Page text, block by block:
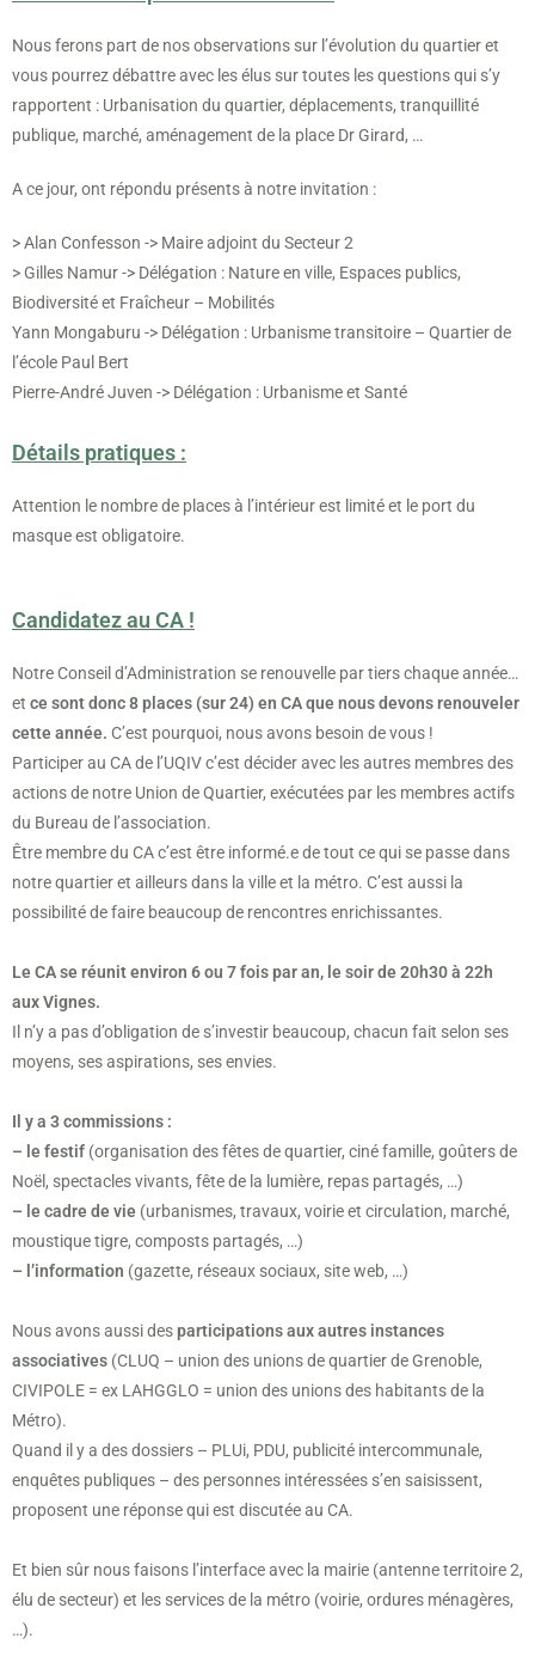
Nous ferons part de nos observations sur l’évolution du quartier et
vous pourrez débattre avec les élus sur toutes les questions qui s’y
rapportent : Urbanisation du quartier, déplacements, tranquillité
publique, marché, aménagement de la place Dr Girard, …
A ce jour, ont répondu présents à notre invitation :
> Alan Confesson -> Maire adjoint du Secteur 2
> Gilles Namur -> Délégation : Nature en ville, Espaces publics,
Biodiversité et Fraîcheur – Mobilités
Yann Mongaburu -> Délégation : Urbanisme transitoire – Quartier de
l’école Paul Bert
Pierre-André Juven -> Délégation : Urbanisme et Santé
Détails pratiques :
Attention le nombre de places à l’intérieur est limité et le port du
masque est obligatoire.
Candidatez au CA !
Notre Conseil d’Administration se renouvelle par tiers chaque année…
et ce sont donc 8 places (sur 24) en CA que nous devons renouveler
cette année. C’est pourquoi, nous avons besoin de vous !
Participer au CA de l’UQIV c’est décider avec les autres membres des
actions de notre Union de Quartier, exécutées par les membres actifs
du Bureau de l’association.
Être membre du CA c’est être informé.e de tout ce qui se passe dans
notre quartier et ailleurs dans la ville et la métro. C’est aussi la
possibilité de faire beaucoup de rencontres enrichissantes.
Le CA se réunit environ 6 ou 7 fois par an, le soir de 20h30 à 22h
aux Vignes.
Il n’y a pas d’obligation de s’investir beaucoup, chacun fait selon ses
moyens, ses aspirations, ses envies.
Il y a 3 commissions :
– le festif (organisation des fêtes de quartier, ciné famille, goûters de
Noël, spectacles vivants, fête de la lumière, repas partagés, …)
– le cadre de vie (urbanismes, travaux, voirie et circulation, marché,
moustique tigre, composts partagés, …)
– l’information (gazette, réseaux sociaux, site web, …)
Nous avons aussi desparticipations aux autres instances
associatives (CLUQ – union des unions de quartier de Grenoble,
CIVIPOLE = ex LAHGGLO = union des unions des habitants de la
Métro).
Quand il y a des dossiers – PLUi, PDU, publicité intercommunale,
enquêtes publiques – des personnes intéressées s’en saisissent,
proposent une réponse qui est discutée au CA.
Et bien sûr nous faisons l’interface avec la mairie (antenne territoire 2,
élu de secteur) et les services de la métro (voirie, ordures ménagères,
…).